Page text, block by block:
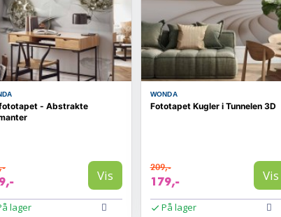
- Abstrakte
Vis
lager
WONDA
Fototapet Kugler i Tunnelen 3D
209,-
179,- Vis
På lager